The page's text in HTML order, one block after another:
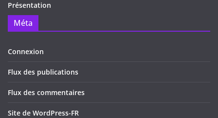
Présentation
Méta
Connexion
Flux des publications
Flux des commentaires
Site de WordPress-FR